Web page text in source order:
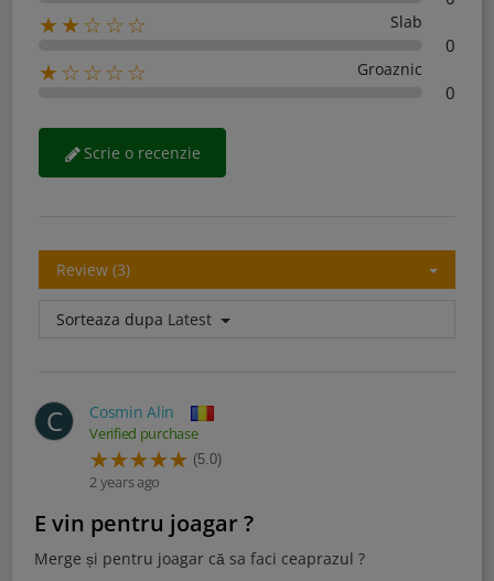
★★☆☆☆ Slab
0
★☆☆☆☆ Groaznic
0
Scrie o recenzie
Review (3)
Sorteaza dupa Latest
C Cosmin Alin
Verified purchase
(5.0)
2 years ago
E vin pentru joagar ?
Merge și pentru joagar că sa faci ceaprazul ?